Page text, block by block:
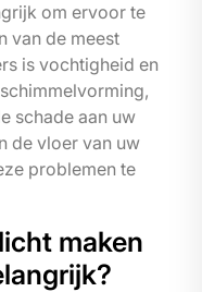
om ervoor te
van de meest
is vochtigheid en
schade aan uw
de vloer van uw
problemen te
maken